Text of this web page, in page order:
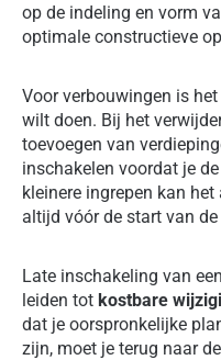
op de indeling en vorm
optimale constructieve
Voor verbouwingen is
wilt doen. Bij het
toevoegen van
inschakelen voordat je
kleinere ingrepen kan
altijd vóór de start van
Late inschakeling van
leiden tot kostbare
dat je oorspronkelijke
zijn, moet je terug naar